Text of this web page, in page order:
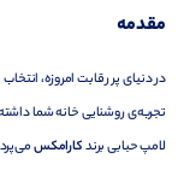
مقدمه
در دنیای پر رقابت امروزه،
تجربه‌ی روشنایی خانه شما
لامپ حبابی برندکارامکس